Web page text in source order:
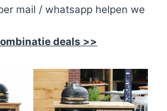
mail / whatsapp helpen we
deals >>